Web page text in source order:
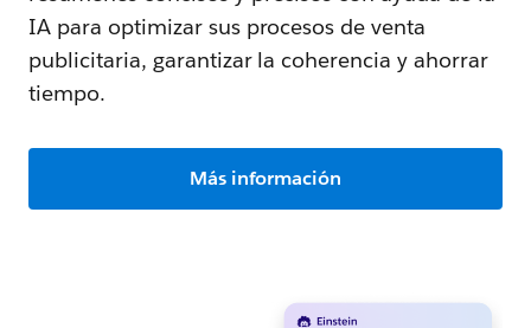
IA para optimizar sus procesos de venta
publicitaria, garantizar la coherencia y ahorrar
tiempo.
Más información